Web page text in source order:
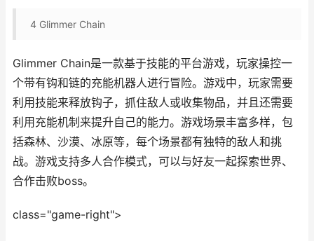
4 Glimmer Chain
Glimmer Chain是一款基于技能的平台游戏，玩家操控一
个带有钩和链的充能机器人进行冒险。游戏中，玩家需要
利用技能来释放钩子，抓住敌人或收集物品，并且还需要
利用充能机制来提升自己的能力。游戏场景丰富多样，包
括森林、沙漠、冰原等，每个场景都有独特的敌人和挑
战。游戏支持多人合作模式，可以与好友一起探索世界、
合作击败boss。
class="game-right">